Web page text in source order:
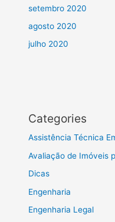
setembro 2020
agosto 2020
julho 2020
Categories
Assistência Técnica
Avaliação de Imóveis
Dicas
Engenharia
Engenharia Legal